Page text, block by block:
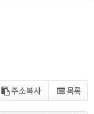
주소복사 목록